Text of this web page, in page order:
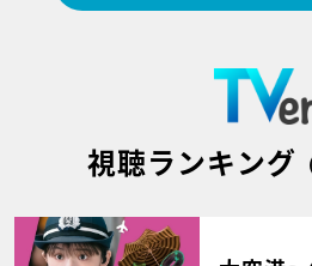
視聴ランキング